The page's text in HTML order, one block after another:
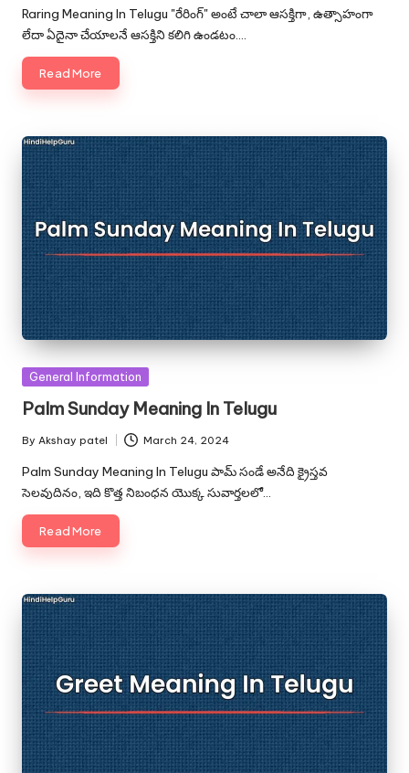
by
Raring Meaning In Telugu "రేరింగ్" అంటే చాలా ఆసక్తిగా, ఉత్సాహంగా
లేదా ఏదైనా చేయాలనే ఆసక్తిని కలిగి ఉండటం.…
Read More
Posted
General Information
Palm Sunday Meaning In Telugu
Posted
by
By Akshay patel March 24, 2024
Palm Sunday Meaning In Telugu పామ్ సండే అనేది క్రైస్తవ
సెలవుదినం, ఇది కొత్త నిబంధన యొక్క సువార్తలలో…
Read More